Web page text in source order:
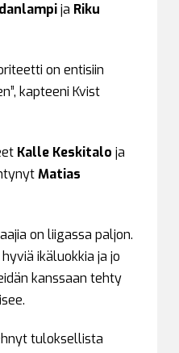
ja Riku
on entisiin
kapteeni Kvist
Kalle Keskitalo ja
Matias
on liigassa paljon.
ikäluokkia ja jo
kanssaan tehty
tuloksellista